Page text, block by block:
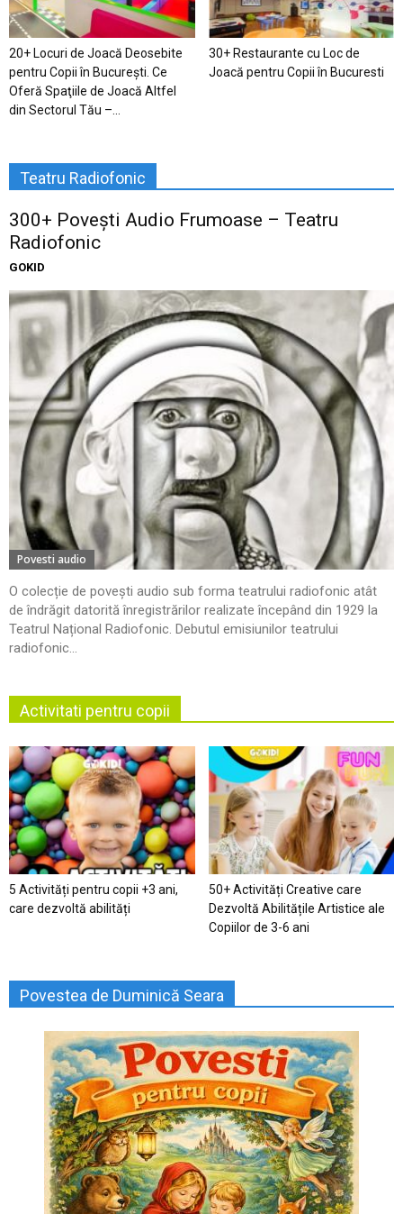
20+ Locuri de Joacă Deosebite
pentru Copii în Bucureşti. Ce
Oferă Spaţiile de Joacă Altfel
din Sectorul Tău –...
30+ Restaurante cu Loc de
Joacă pentru Copii în Bucuresti
Teatru Radiofonic
300+ Povești Audio Frumoase – Teatru
Radiofonic
GOKID
Povesti audio
O colecție de povești audio sub forma teatrului radiofonic atât
de îndrăgit datorită înregistrărilor realizate începând din 1929 la
Teatrul Național Radiofonic. Debutul emisiunilor teatrului
radiofonic...
Activitati pentru copii
5 Activități pentru copii +3 ani,
care dezvoltă abilități
50+ Activități Creative care
Dezvoltă Abilitățile Artistice ale
Copiilor de 3-6 ani
Povestea de Duminică Seara